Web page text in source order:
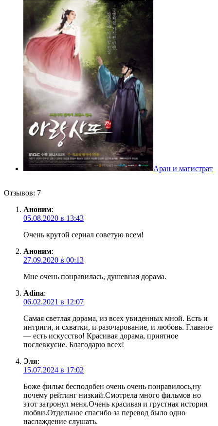
Аран и магистрат
Отзывов: 7
Аноним:
05.08.2020 в 13:43
Очень крутой сериал советую всем!
Аноним:
27.09.2020 в 00:13
Мне очень понравилась, душевная дорама.
Adina:
06.02.2021 в 12:07
Самая светлая дорама, из всех увиденных мной. Есть и
интриги, и схватки, и разочарование, и любовь. Главное
— есть искусство! Красивая дорама, приятное
послевкусие. Благодарю всех!
Эля:
15.07.2024 в 17:02
Боже фильм бесподобен очень очень понравилось,ну
почему рейтинг низкий.Смотрела много фильмов но
этот затронул меня.Очень красивая и грустная история
любви.Отдельное спасибо за перевод было одно
наслаждение слушать.